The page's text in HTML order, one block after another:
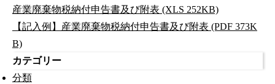
産業廃棄物税納付申告書及び附表 (XLS 252KB)
【記入例】産業廃棄物税納付申告書及び附表 (PDF 373K
B)
カテゴリー
分類